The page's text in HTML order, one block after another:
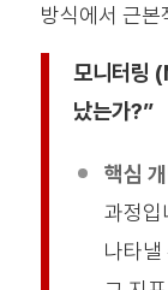
방식에서 근본
모니터링
났는가?”
핵심
과정입
나타